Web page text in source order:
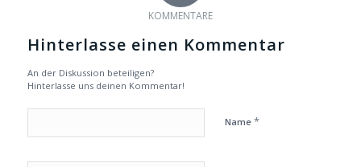
KOMMENTARE
Hinterlasse einen Kommentar
An der Diskussion beteiligen?
Hinterlasse uns deinen Kommentar!
Name *